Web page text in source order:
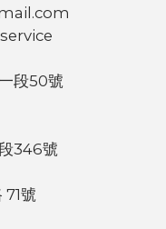
段50號
346號
71號